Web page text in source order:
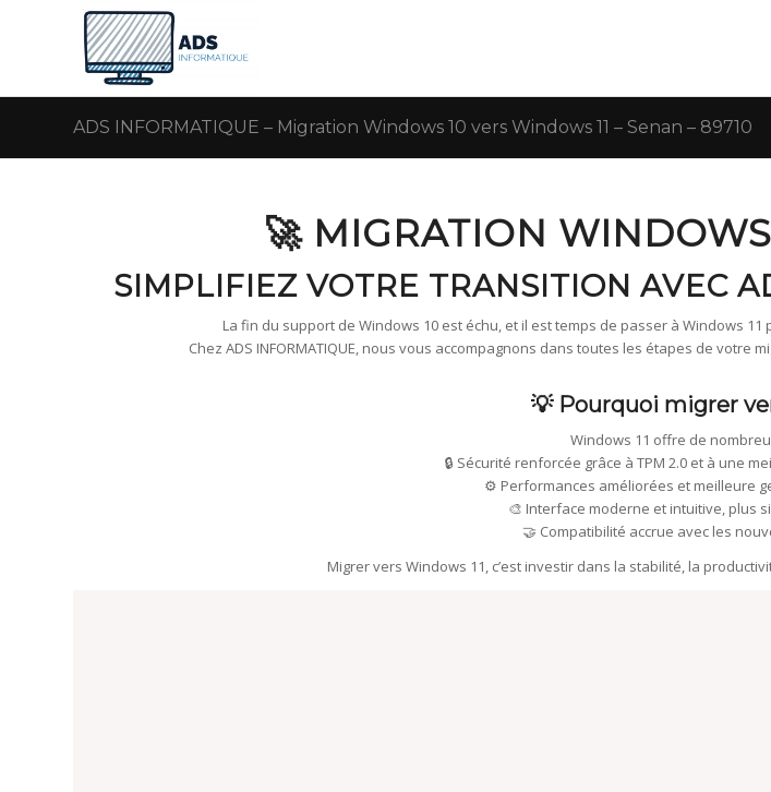
ADS INFORMATIQUE – Migration Windows 10 vers Windows 11 – Senan – 89710
🚀 MIGRATION
SIMPLIFIEZ VOTRE TRANSITION AVEC
La fin du support de Windows 10 est échu, et il est temps de passer à Windows
Chez ADS INFORMATIQUE, nous vous accompagnons dans toutes les étapes de
💡 Pourquoi migrer
Windows 11 offre de
🔒 Sécurité renforcée grâce à TPM 2.0 et à une
⚙️ Performances améliorées et meilleure
🎨 Interface moderne et intuitive, plus
🤝 Compatibilité accrue avec les
Migrer vers Windows 11, c’est investir dans la stabilité, la